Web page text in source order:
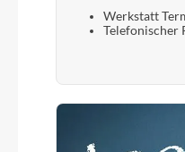
Werkstatt
Telefonischer